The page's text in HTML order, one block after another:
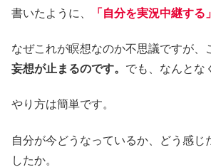
書いたように、
「自分を実況中継する」
なぜこれが瞑想なのか不思議ですが、
妄想が止まるのです。 でも、なんとな
やり方は簡単です。
自分が今どうなっているか、どう感じ
したか。